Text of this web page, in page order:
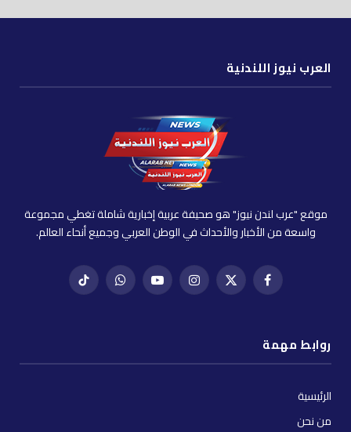
العرب نيوز اللندنية
موقع "عرب لندن نيوز" هو صحيفة عربية إخبارية شاملة تغطي مجموعة
واسعة من الأخبار والأحداث في الوطن العربي وجميع أنحاء العالم.
فيسبوكX
إنستغراميوتيوب واتساب تيك
روابط مهمة
الرئيسية
من نحن